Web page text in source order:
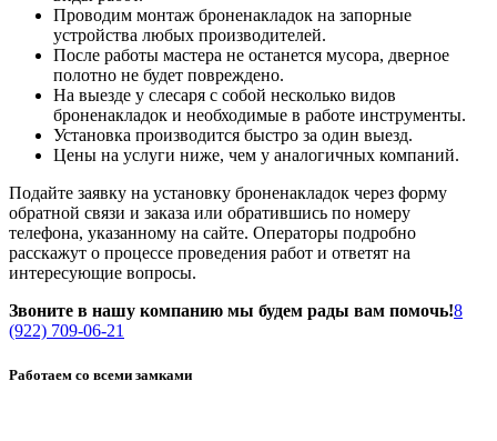
Проводим монтаж броненакладок на запорные
устройства любых производителей.
После работы мастера не останется мусора, дверное
полотно не будет повреждено.
На выезде у слесаря с собой несколько видов
броненакладок и необходимые в работе инструменты.
Установка производится быстро за один выезд.
Цены на услуги ниже, чем у аналогичных компаний.
Подайте заявку на установку броненакладок через форму
обратной связи и заказа или обратившись по номеру
телефона, указанному на сайте. Операторы подробно
расскажут о процессе проведения работ и ответят на
интересующие вопросы.
Звоните в нашу компанию мы будем рады вам помочь!8
(922) 709-06-21
Работаем со всеми замками